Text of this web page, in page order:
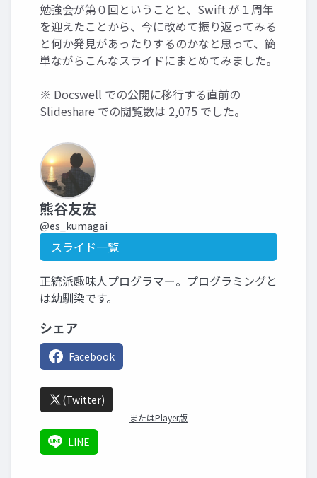
勉強会が第０回ということと、Swift が１周年
を迎えたことから、今に改めて振り返ってみる
と何か発見があったりするのかなと思って、簡
単ながらこんなスライドにまとめてみました。
※ Docswell での公開に移行する直前の
Slideshare での閲覧数は 2,075 でした。
熊谷友宏
@es_kumagai
スライド一覧
正統派趣味人プログラマー。プログラミングと
は幼馴染です。
シェア
Facebook
(Twitter)
またはPlayer版
LINE